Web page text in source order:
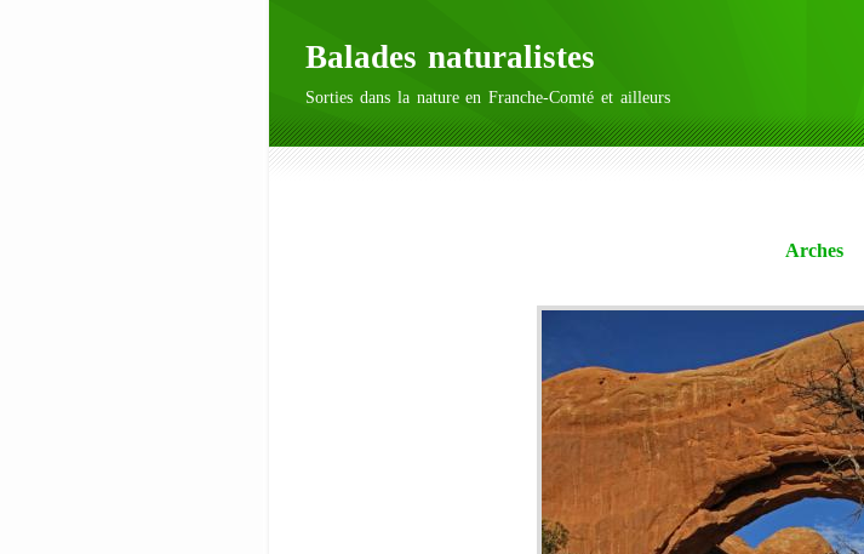
Balades naturalistes
Sorties dans la nature en Franche-Comté et ailleurs
Arches